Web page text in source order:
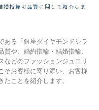
指輪の品質に関して紹介しま
ある「銀座ダイヤモンドシラ
や、婚約指輪・結婚指輪、
などのファッションジュエリ
そお客様に寄り添い、お客様
ことを紹介します。